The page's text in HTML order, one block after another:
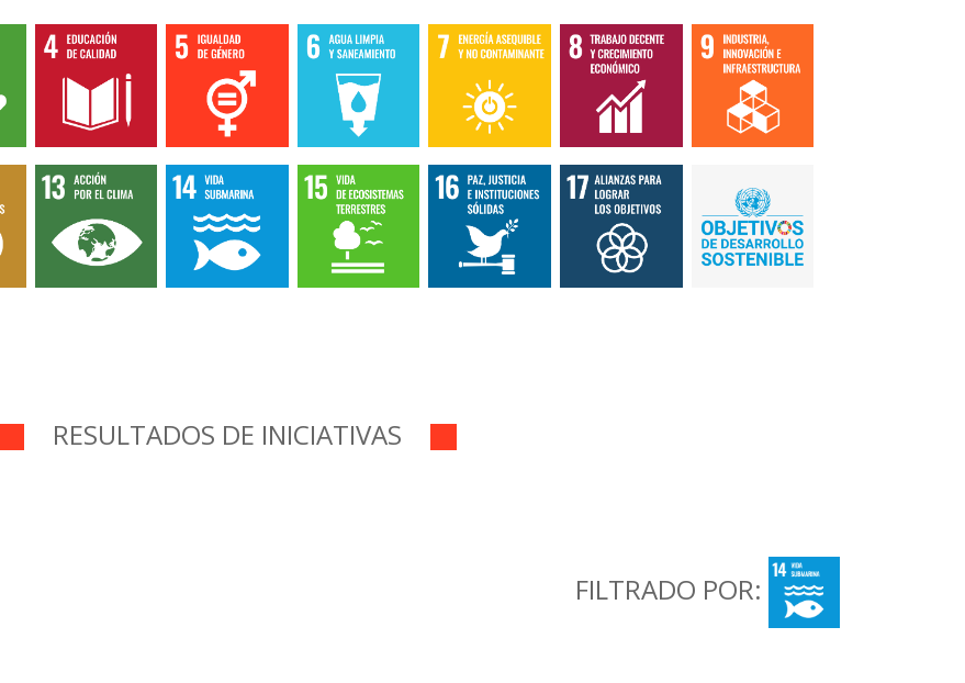
RESULTADOS DE INICIATIVAS
FILTRADO POR: